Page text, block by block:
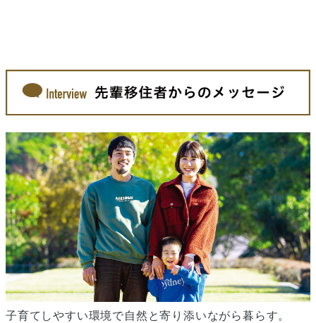
子育てしやすい環境で自然と寄り添いながら暮らす。